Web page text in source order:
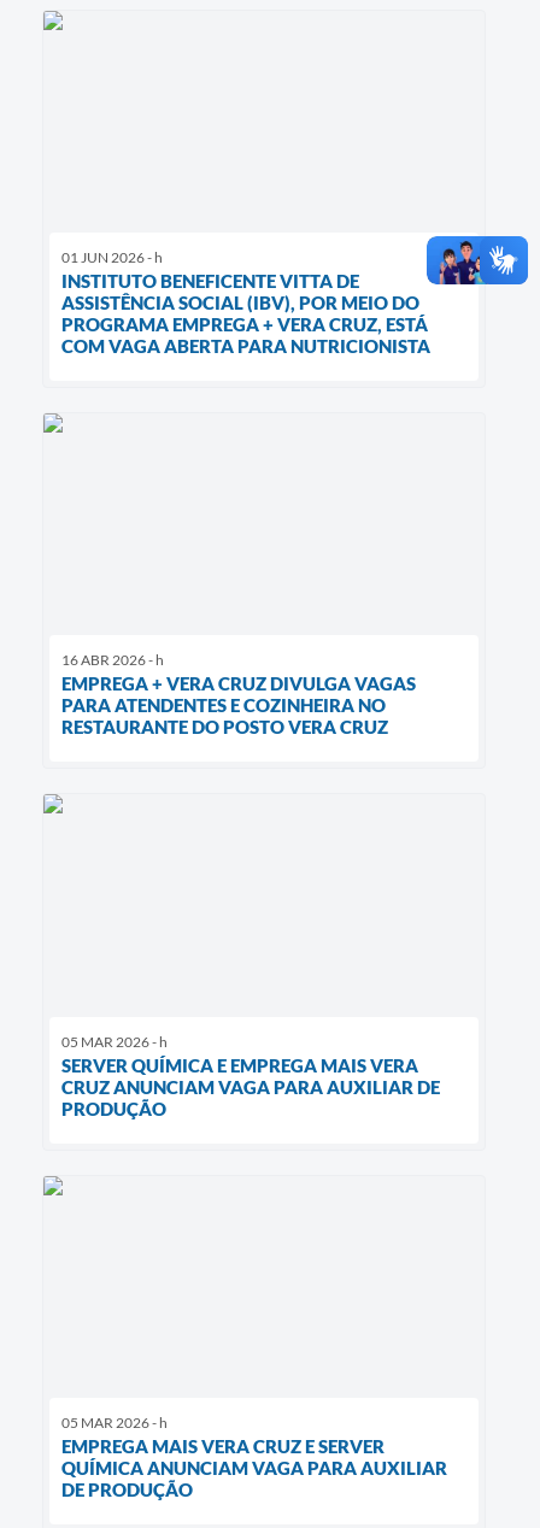
01 JUN 2026 - h
INSTITUTO BENEFICENTE VITTA DE
ASSISTÊNCIA SOCIAL (IBV), POR MEIO DO
PROGRAMA EMPREGA + VERA CRUZ, ESTÁ
COM VAGA ABERTA PARA NUTRICIONISTA
16 ABR 2026 - h
EMPREGA + VERA CRUZ DIVULGA VAGAS
PARA ATENDENTES E COZINHEIRA NO
RESTAURANTE DO POSTO VERA CRUZ
05 MAR 2026 - h
SERVER QUÍMICA E EMPREGA MAIS VERA
CRUZ ANUNCIAM VAGA PARA AUXILIAR DE
PRODUÇÃO
05 MAR 2026 - h
EMPREGA MAIS VERA CRUZ E SERVER
QUÍMICA ANUNCIAM VAGA PARA AUXILIAR
DE PRODUÇÃO